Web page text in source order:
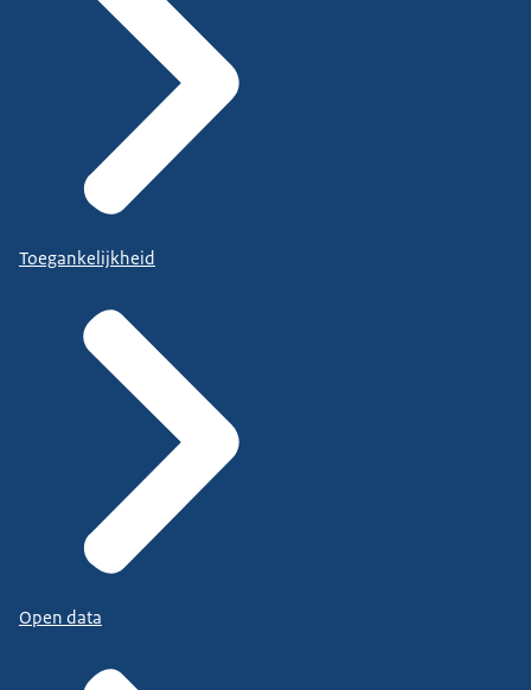
Toegankelijkheid
Open data